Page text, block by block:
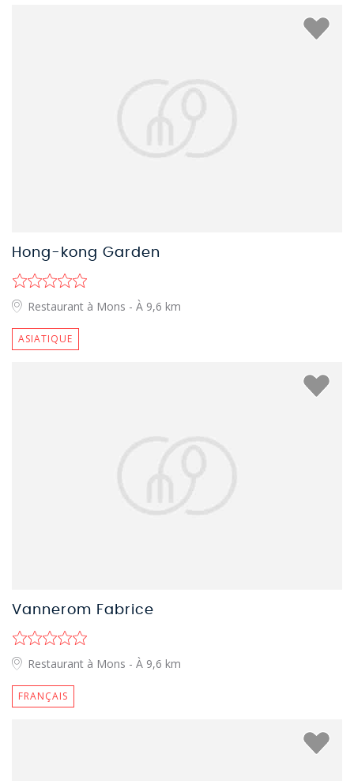
Hong-kong Garden
Restaurant à Mons - À 9,6 km
ASIATIQUE
Vannerom Fabrice
Restaurant à Mons - À 9,6 km
FRANÇAIS